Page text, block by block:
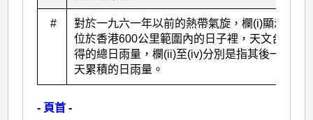
#
對於一九六一年以前的熱帶氣旋，欄(i)顯示當它
位於香港600公里範圍內的日子裡，天文台所錄
得的總日雨量，欄(ii)至(iv)分別是指其後一至三
天累積的日雨量。
- 頁首 -